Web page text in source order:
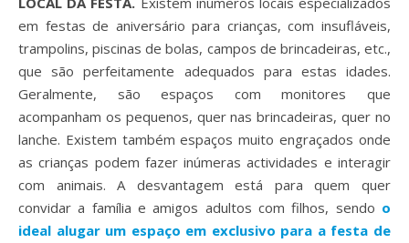
em festas de aniversário para crianças, com insufláveis,
trampolins, piscinas de bolas, campos de brincadeiras, etc.,
que são perfeitamente adequados para estas idades.
Geralmente, são espaços com monitores que
acompanham os pequenos, quer nas brincadeiras, quer no
lanche. Existem também espaços muito engraçados onde
as crianças podem fazer inúmeras actividades e interagir
com animais. A desvantagem está para quem quer
convidar a família e amigos adultos com filhos, sendo o
ideal alugar um espaço em exclusivo para a festa de